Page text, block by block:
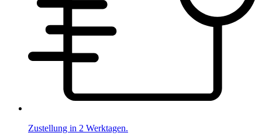
Zustellung in 2 Werktagen.